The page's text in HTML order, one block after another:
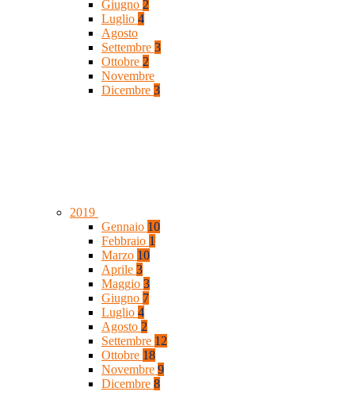
Giugno 2
Luglio 4
Agosto
Settembre 3
Ottobre 2
Novembre
Dicembre 3
2019
Gennaio 10
Febbraio 1
Marzo 10
Aprile 3
Maggio 3
Giugno 7
Luglio 4
Agosto 2
Settembre 12
Ottobre 18
Novembre 9
Dicembre 8